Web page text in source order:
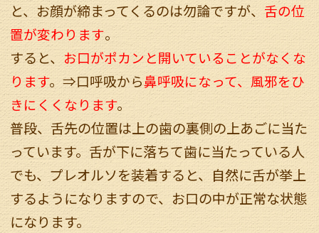
と、お顔が締まってくるのは勿論ですが、 舌の位
置が変わります。
すると、お口がポカンと開いていることがなくな
ります。⇒口呼吸から鼻呼吸になって、風邪をひ
きにくくなります。
普段、舌先の位置は上の歯の裏側の上あごに当た
っています。舌が下に落ちて歯に当たっている人
でも、プレオルソを装着すると、自然に舌が挙上
するようになりますので、お口の中が正常な状態
になります。